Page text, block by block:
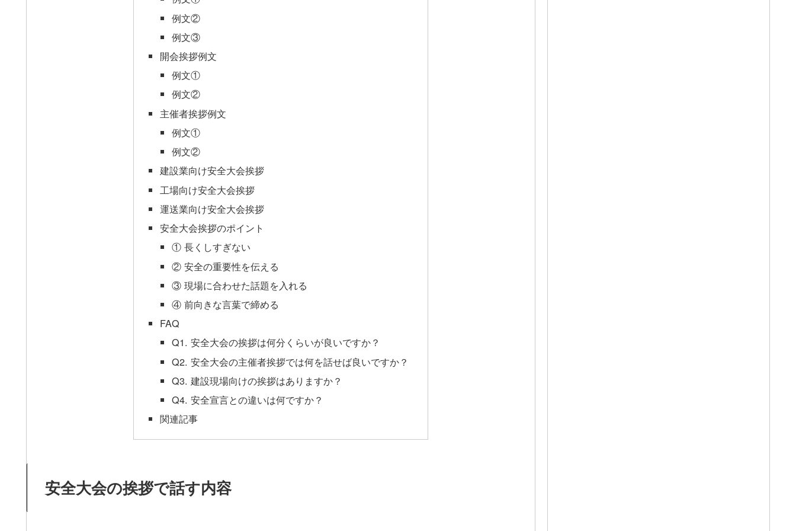
例文②
例文③
開会挨拶例文
例文①
例文②
主催者挨拶例文
例文①
例文②
建設業向け安全大会挨拶
工場向け安全大会挨拶
運送業向け安全大会挨拶
安全大会挨拶のポイント
① 長くしすぎない
② 安全の重要性を伝える
③ 現場に合わせた話題を入れる
④ 前向きな言葉で締める
FAQ
Q1. 安全大会の挨拶は何分くらいが良いですか？
Q2. 安全大会の主催者挨拶では何を話せば良いですか？
Q3. 建設現場向けの挨拶はありますか？
Q4. 安全宣言との違いは何ですか？
関連記事
安全大会の挨拶で話す内容